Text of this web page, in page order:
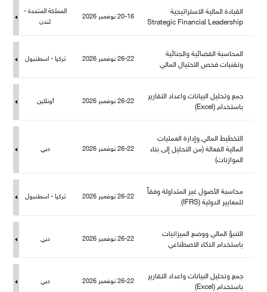
القيادة المالية الاستراتيجية
Strategic Financial Leadership
20-16 نوفمبر 2026
المملكة المتحدة -
ندن
المحاسبة القضائية والجنائية
وتقنيات فحص الاحتيال المالي
26-22 نوفمبر 2026 تركيا - اسطنبو
جمع وتحليل البيانات واعداد التقارير
باستخدام (Excel)
26-22 نوفمبر 2026 أونلاين
التخطيط المالي وإدارة العمليات
المالية الفعالة (من التحليل إلى بناء
الموازنات)
26-22 نوفمبر 2026 دبي
حاسبة الأصول غير المتداولة وفقاً
عايير الدولية (IFRS)
26-22 نوفمبر 2026 تركيا - اسطنبو
التنبؤ المالي ووضع الميزانيات
باستخدام الذكاء الاصطناعي
26-22 نوفمبر 2026 دبي
جمع وتحليل البيانات واعداد التقارير
باستخدام (Excel)
26-22 نوفمبر 2026 دبي